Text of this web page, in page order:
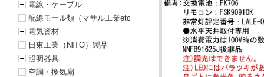
電線・ケーブル
配線モール類（マサル工業etc
電気資材
日東工業（NITO）製品
照明器具
空調・換気扇